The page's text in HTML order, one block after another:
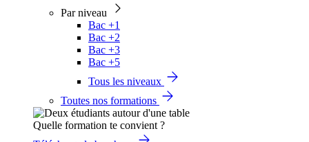
Par niveau
Bac +1
Bac +2
Bac +3
Bac +5
Tous les niveaux
Toutes nos formations
Quelle formation te convient ?